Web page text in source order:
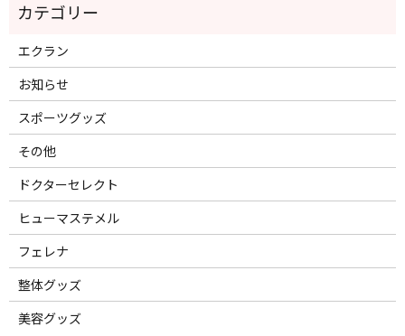
エクラン
お知らせ
スポーツグッズ
その他
ドクターセレクト
ヒューマステメル
フェレナ
整体グッズ
美容グッズ